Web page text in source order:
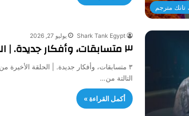
مترجم
Shark Tank Egypt يوليو 27, 2026
٣ متسابقات، وأفكار جديدة. | الحلقة الأخيرة من She’s Next
التالتة من…
أكمل القراءة »